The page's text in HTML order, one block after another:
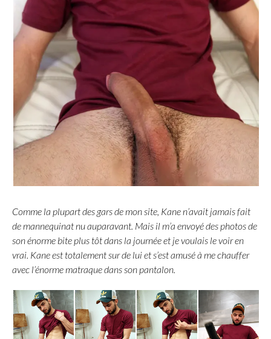
Comme la plupart des gars de mon site, Kane n’avait jamais fait
de mannequinat nu auparavant. Mais il m’a envoyé des photos de
son énorme bite plus tôt dans la journée et je voulais le voir en
vrai. Kane est totalement sur de lui et s’est amusé à me chauffer
avec l’énorme matraque dans son pantalon.